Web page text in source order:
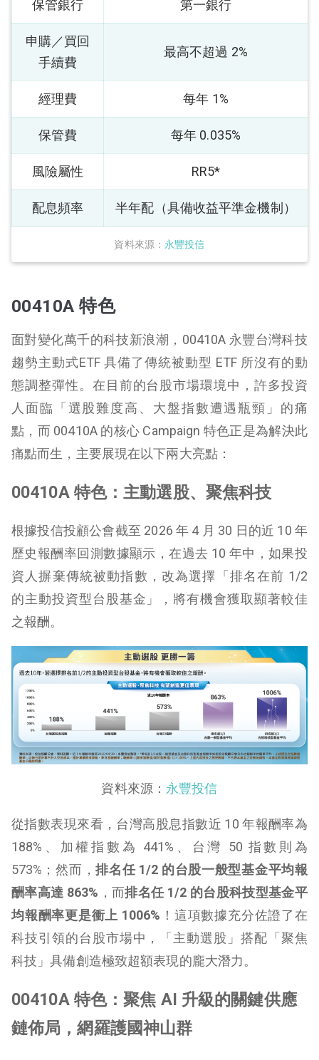
資料來源： 永豐投信
保管銀行 第一銀行
申購／買回
手續費
最高不超過 2%
經理費 每年 1%
保管費 每年 0.035%
風險屬性 RR5*
配息頻率 半年配（具備收益平準金機制）
00410A 特色
面對變化萬千的科技新浪潮，00410A 永豐台灣科技
趨勢主動式ETF 具備了傳統被動型 ETF 所沒有的動
態調整彈性。在目前的台股市場環境中，許多投資
人面臨「選股難度高、大盤指數遭遇瓶頸」的痛
點，而 00410A 的核心 Campaign 特色正是為解決此
痛點而生，主要展現在以下兩大亮點：
00410A 特色：主動選股、聚焦科技
根據投信投顧公會截至 2026 年 4 月 30 日的近 10 年
歷史報酬率回測數據顯示，在過去 10 年中，如果投
資人摒棄傳統被動指數，改為選擇「排名在前 1/2
的主動投資型台股基金」，將有機會獲取顯著較佳
之報酬。
資料來源： 永豐投信
從指數表現來看，台灣高股息指數近 10 年報酬率為
188%、加權指數為 441%、台灣 50 指數則為
573%；然而，排名任 1/2 的台股一般型基金平均報
酬率高達 863% ，而排名任 1/2 的台股科技型基金平
均報酬率更是衝上 1006% ！這項數據充分佐證了在
科技引領的台股市場中，「主動選股」搭配「聚焦
科技」具備創造極致超額表現的龐大潛力。
00410A 特色：聚焦 AI 升級的關鍵供應
鏈佈局，網羅護國神山群